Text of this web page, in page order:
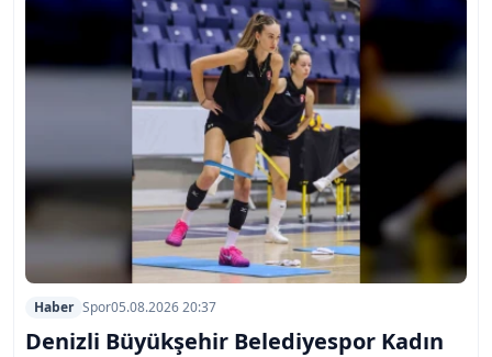
Haber Spor05.08.2026 20:37
Denizli Büyükşehir Belediyespor Kadın